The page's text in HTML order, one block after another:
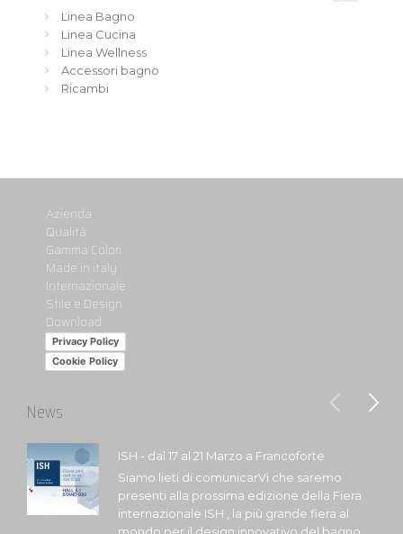
Linea Bagno
Linea Cucina
Linea Wellness
Accessori bagno
Ricambi
Azienda
Qualità
Gamma Colori
Made in italy
Internazionale
Stile e Design
Download
Privacy Policy
Cookie Policy
News
ISH - dal 17 al 21 Marzo a Francoforte
Siamo lieti di comunicarVi che saremo
presenti alla prossima edizione della Fiera
internazionale ISH , la più grande fiera al
mondo per il design innovativo del bagno,